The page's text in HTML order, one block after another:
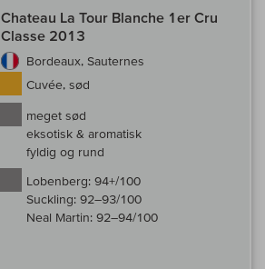
Chateau La Tour Blanche 1er Cru
Classe 2013
Bordeaux, Sauternes
Cuvée, sød
meget sød
eksotisk & aromatisk
fyldig og rund
Lobenberg: 94+/100
Suckling: 92–93/100
Neal Martin: 92–94/100